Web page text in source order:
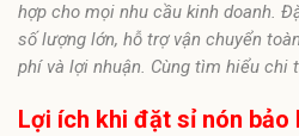
hợp cho mọi nhu cầu kinh doanh.
số lượng lớn, hỗ trợ vận chuyển
phí và lợi nhuận. Cùng tìm hiểu chi
Lợi ích khi đặt sỉ nón bảo